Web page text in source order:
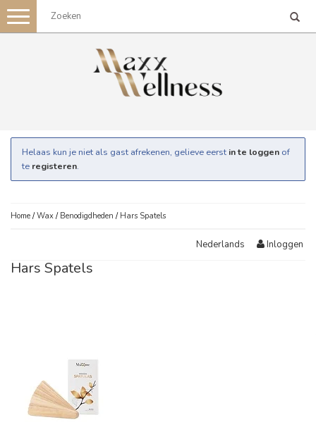
Toggle
navigation
Helaas kun je niet als gast afrekenen, gelieve eerst in te loggen of
te registeren.
Home /Wax / Benodigdheden / Hars Spatels
Nederlands Inloggen
Hars Spatels